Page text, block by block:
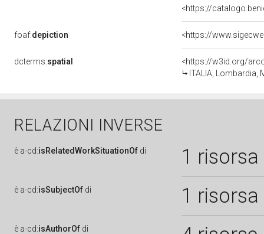
<https://
foaf:depiction
dcterms:spatial
<https://w3id.org/
ITALIA, Lombardia,
RELAZIONI INVERSE
è a-cd:isRelatedWorkSituationOf di 1 risorsa
è a-cd:isSubjectOf di 1 risorsa
è a-cd:isAuthorOf di